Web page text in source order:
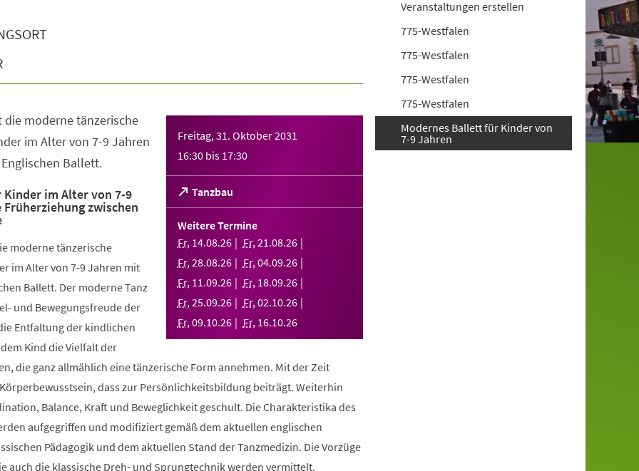
Freitag, 31. Oktober 2031
16:30 bis 17:30
Tanzbau
(Öffnet
in
einem
Tab)
Weitere Termine
Fr, 14.08.26 Fr,21.08.26
Fr,28.08.26 Fr,04.09.26
Fr, 11.09.26 Fr, 18.09.26
Fr,25.09.26 Fr,02.10.26
Fr,09.10.26 Fr, 16.10.26
die moderne tänzerische
im Alter von 7-9 Jahren
Ballett.
im Alter von 7-9
zwischen
moderne tänzerische
im Alter von 7-9 Jahren mit
Ballett. Der moderne Tanz
und Bewegungsfreude der
Entfaltung der kindlichen
Kind die Vielfalt der
die ganz allmählich eine tänzerische Form annehmen. Mit der Zeit
dass zur Persönlichkeitsbildung beiträgt. Weiterhin
Balance, Kraft und Beweglichkeit geschult. Die Charakteristika des
aufgegriffen und modifiziert gemäß dem aktuellen englischen
Pädagogik und dem aktuellen Stand der Tanzmedizin. Die Vorzüge
auch die klassische Dreh- und Sprungtechnik werden vermittelt.
Veranstaltungen erstellen
775-Westfalen
775-Westfalen
775-Westfalen
775-Westfalen
Modernes Ballett für Kinder von
7-9 Jahren